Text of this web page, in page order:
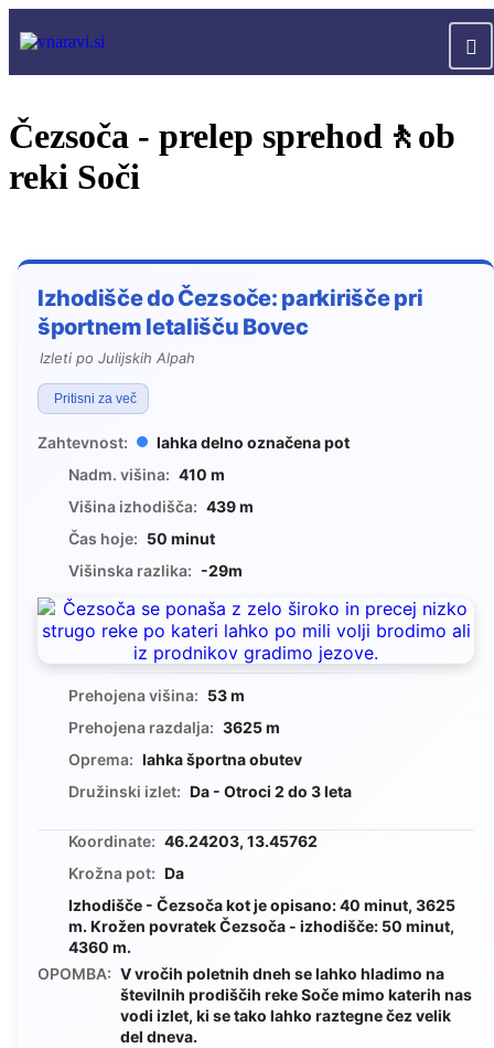
Čezsoča - prelep sprehod🚶ob
reki Soči
Izhodišče do Čezsoče: parkirišče pri
športnem letališču Bovec
Izleti po Julijskih Alpah
Pritisni za več
Zahtevnost:
lahka delno označena pot
Nadm. višina: 410 m
Višina izhodišča: 439 m
Čas hoje: 50 minut
Višinska razlika: -29m
Prehojena višina: 53 m
Prehojena razdalja: 3625 m
Oprema: lahka športna obutev
Družinski izlet: Da - Otroci 2 do 3 leta
Koordinate: 46.24203, 13.45762
Krožna pot: Da
Izhodišče - Čezsoča kot je opisano: 40 minut, 3625
m. Krožen povratek Čezsoča - izhodišče: 50 minut,
4360 m.
OPOMBA: V vročih poletnih dneh se lahko hladimo na
številnih prodiščih reke Soče mimo katerih nas
vodi izlet, ki se tako lahko raztegne čez velik
del dneva.